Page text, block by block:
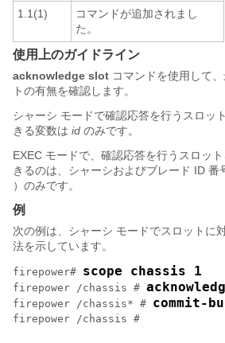
1.1(1)
コマンドが追加されまし
た。
使用上のガイドライン
acknowledge slot コマンドを使用して
トの有無を確認します。
シャーシ モードで確認応答を行うスロッ
きる変数は id のみです。
EXEC モードで、確認応答を行うスロッ
きるのは、シャーシおよびブレード ID 番
）のみです。
例
次の例は、シャーシ モードでスロットに
法を示しています。
firepower# scope chassis 1
firepower /chassis #
firepower /chassis* # commit-
firepower /chassis #